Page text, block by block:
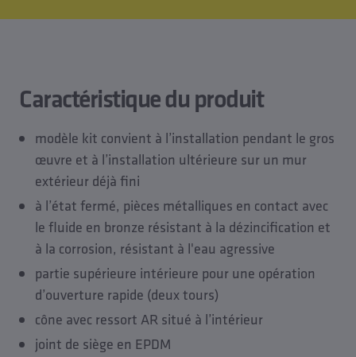
Modèles CAO
Vidéos
Téléchargements
Accessoires
Pièce de rechange
Caractéristique du produit
modèle kit convient à l’installation pendant le gros
œuvre et à l’installation ultérieure sur un mur
extérieur déjà fini
à l’état fermé, pièces métalliques en contact avec
le fluide en bronze résistant à la dézincification et
à la corrosion, résistant à l'eau agressive
partie supérieure intérieure pour une opération
d’ouverture rapide (deux tours)
cône avec ressort AR situé à l’intérieur
joint de siège en EPDM